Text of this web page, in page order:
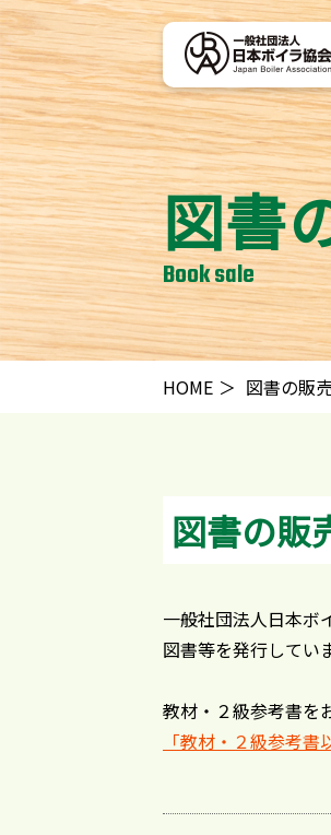
図書
Book sale
HOME 図書の販
図書の販
一般社団法人日本ボ
図書等を発行してい
教材・２級参考書を
「教材・２級参考書